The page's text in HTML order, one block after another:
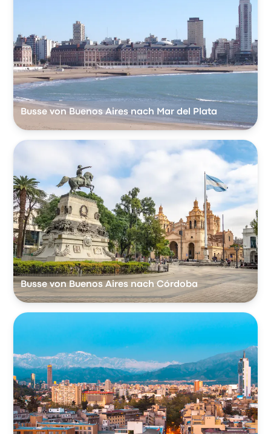
Busse von Buenos Aires nach Mar del Plata
Busse von Buenos Aires nach Córdoba